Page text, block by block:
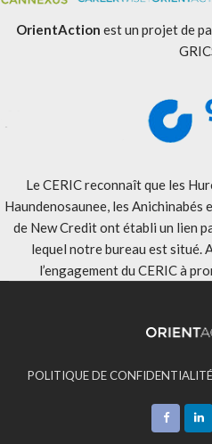
OrientAction est un projet de
Le CERIC reconnaît que les
Haundenosaunee, les Anichinabés
de New Credit ont établi un lien
lequel notre bureau est situé.
l’engagement du CERIC à
POLITIQUE DE CONFIDENTIALITÉ
ACCEPTATION DES MODALITÉS